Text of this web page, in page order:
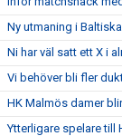
Ny utmaning i
Ni har väl satt ett X i
Vi behöver bli fler
HK Malmös damer
Ytterligare spelare till